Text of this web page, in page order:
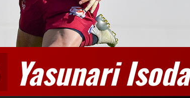
Yasunari Isoda